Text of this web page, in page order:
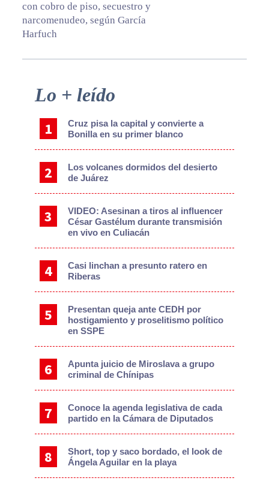
con cobro de piso, secuestro y
narcomenudeo, según García
Harfuch
Primary
Lo + leído
Cruz pisa la capital y convierte a
Bonilla en su primer blanco
Los volcanes dormidos del desierto
de Juárez
VIDEO: Asesinan a tiros al influencer
César Gastélum durante transmisión
en vivo en Culiacán
Casi linchan a presunto ratero en
Riberas
Presentan queja ante CEDH por
hostigamiento y proselitismo político
en SSPE
Apunta juicio de Miroslava a grupo
criminal de Chínipas
Conoce la agenda legislativa de cada
partido en la Cámara de Diputados
Short, top y saco bordado, el look de
Ángela Aguilar en la playa